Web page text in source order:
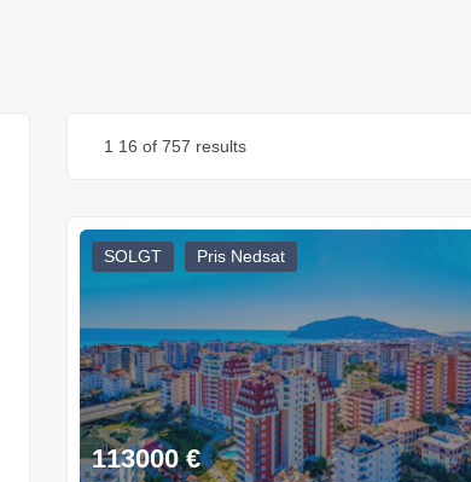
1 16 of 757 results
SOLGT Pris Nedsat
113000 €